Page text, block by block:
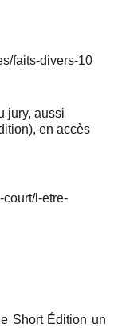
faits-divers-10
jury, aussi
en accès
court/l-etre-
Short Édition un